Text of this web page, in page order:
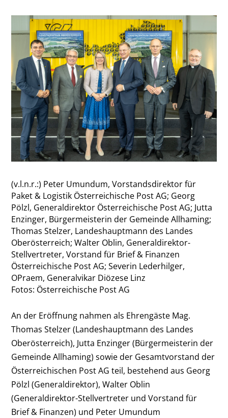
(v.l.n.r.:) Peter Umundum, Vorstandsdirektor für
Paket & Logistik Österreichische Post AG; Georg
Pölzl, Generaldirektor Österreichische Post AG; Jutta
Enzinger, Bürgermeisterin der Gemeinde Allhaming;
Thomas Stelzer, Landeshauptmann des Landes
Oberösterreich; Walter Oblin, Generaldirektor-
Stellvertreter, Vorstand für Brief & Finanzen
Österreichische Post AG; Severin Lederhilger,
OPraem, Generalvikar Diözese Linz
Fotos: Österreichische Post AG
An der Eröffnung nahmen als Ehrengäste Mag.
Thomas Stelzer (Landeshauptmann des Landes
Oberösterreich), Jutta Enzinger (Bürgermeisterin der
Gemeinde Allhaming) sowie der Gesamtvorstand der
Österreichischen Post AG teil, bestehend aus Georg
Pölzl (Generaldirektor), Walter Oblin
(Generaldirektor-Stellvertreter und Vorstand für
Brief & Finanzen) und Peter Umundum